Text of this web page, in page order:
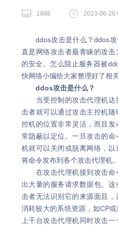
1898 2023-06-26
ddos攻击是什么？ddos攻
直是网络攻击者最青睐的攻
的安全。怎么阻止服务器被
快网络小编给大家整理好了相
ddos攻击是什么？
当受控制的攻击代理机达
击者就可以通过攻击主控机
控机的位置非常灵活，而且
常隐蔽以定位。一旦攻击的
机就可以关闭或脱离网络，
将命令发布到各个攻击代理机。
在攻击代理机接到攻击命
出大量的服务请求数据包。
击者无法识别它的来源面且
消耗较大的系统资源，如CP
上千台攻击代理机同时攻击